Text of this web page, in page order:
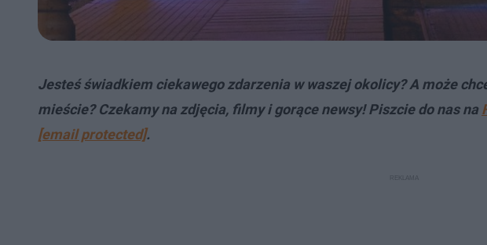
Jesteś świadkiem ciekawego zdarzenia w waszej okolicy? A może
mieście? Czekamy na zdjęcia, filmy i gorące newsy! Piszcie do nas na
[email protected].